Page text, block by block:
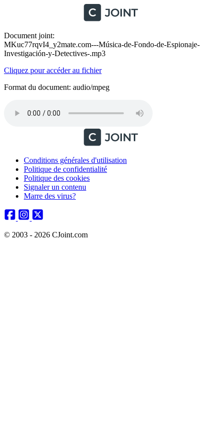
Document joint:
MKuc77rqvI4_y2mate.com---Música-de-Fondo-de-Espionaje-
Investigación-y-Detectives-.mp3
Cliquez pour accéder au fichier
Format du document: audio/mpeg
Conditions générales d'utilisation
Politique de confidentialité
Politique des cookies
Signaler un contenu
Marre des virus?
© 2003 - 2026 CJoint.com